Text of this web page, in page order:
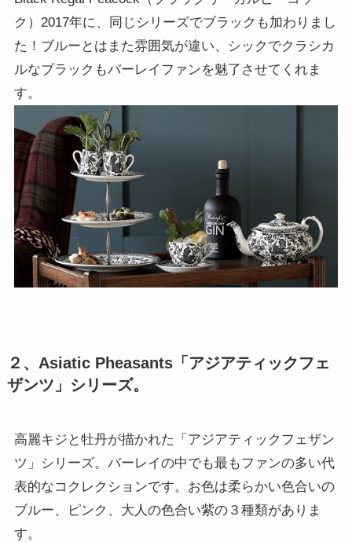
ク）2017年に、同じシリーズでブラックも加わりまし
た！ブルーとはまた雰囲気が違い、シックでクラシカ
ルなブラックもバーレイファンを魅了させてくれま
す。
２、Asiatic Pheasants「アジアティックフェ
ザンツ」シリーズ。
高麗キジと牡丹が描かれた「アジアティックフェザン
ツ」シリーズ。バーレイの中でも最もファンの多い代
表的なコクレクションです。お色は柔らかい色合いの
ブルー、ピンク、大人の色合い紫の３種類がありま
す。